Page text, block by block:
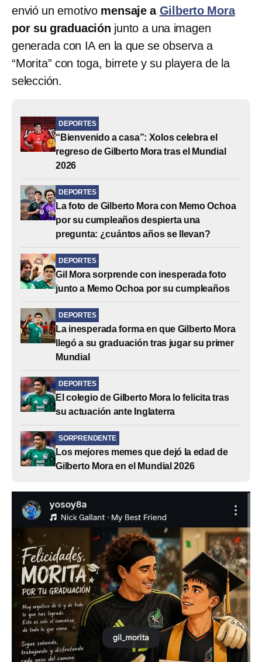
envió un emotivo mensaje a Gilberto Mora
por su graduación junto a una imagen
generada con IA en la que se observa a
“Morita” con toga, birrete y su playera de la
selección.
DEPORTES
“Bienvenido a casa”: Xolos celebra el
regreso de Gilberto Mora tras el Mundial
2026
DEPORTES
La foto de Gilberto Mora con Memo Ochoa
por su cumpleaños despierta una
pregunta: ¿cuántos años se llevan?
DEPORTES
Gil Mora sorprende con inesperada foto
junto a Memo Ochoa por su cumpleaños
DEPORTES
La inesperada forma en que Gilberto Mora
llegó a su graduación tras jugar su primer
Mundial
DEPORTES
El colegio de Gilberto Mora lo felicita tras
su actuación ante Inglaterra
SORPRENDENTE
Los mejores memes que dejó la edad de
Gilberto Mora en el Mundial 2026